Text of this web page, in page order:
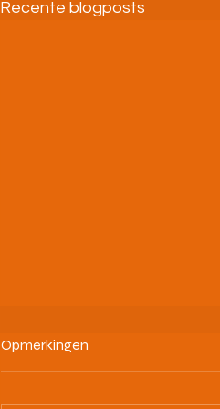
Recente blogposts
Opmerkingen